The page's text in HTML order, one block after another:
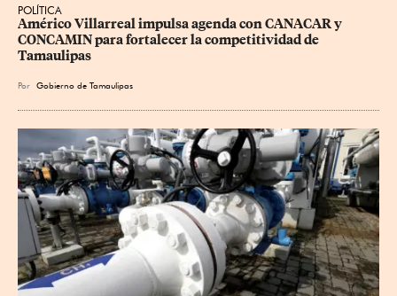
POLÍTICA
Américo Villarreal impulsa agenda con CANACAR y
CONCAMIN para fortalecer la competitividad de
Tamaulipas
Por Gobierno de Tamaulipas